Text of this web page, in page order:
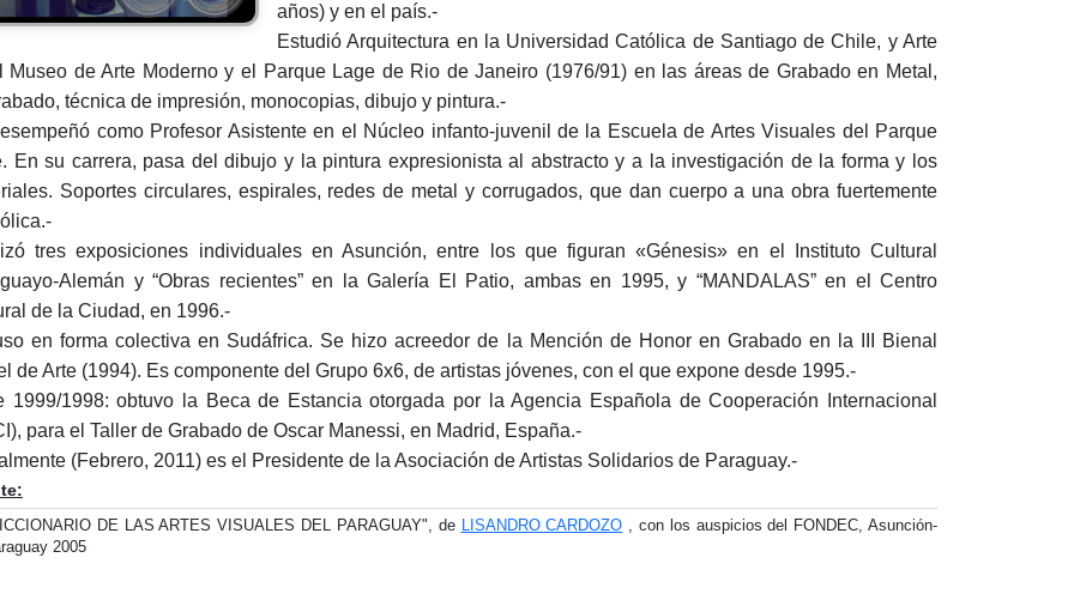
años) y en el país.-
Estudió Arquitectura en la Universidad Católica de Santiago de Chile, y Arte
Museo de Arte Moderno y el Parque Lage de Rio de Janeiro (1976/91) en las áreas de Grabado en Metal,
técnica de impresión, monocopias, dibujo y pintura.-
como Profesor Asistente en el Núcleo infanto-juvenil de la Escuela de Artes Visuales del Parque
En su carrera, pasa del dibujo y la pintura expresionista al abstracto y a la investigación de la forma y los
Soportes circulares, espirales, redes de metal y corrugados, que dan cuerpo a una obra fuertemente
tres exposiciones individuales en Asunción, entre los que figuran «Génesis» en el Instituto Cultural
Alemán y “Obras recientes” en la Galería El Patio, ambas en 1995, y “MANDALAS” en el Centro
de la Ciudad, en 1996.-
en forma colectiva en Sudáfrica. Se hizo acreedor de la Mención de Honor en Grabado en la III Bienal
de Arte (1994). Es componente del Grupo 6x6, de artistas jóvenes, con el que expone desde 1995.-
1999/1998: obtuvo la Beca de Estancia otorgada por la Agencia Española de Cooperación Internacional
para el Taller de Grabado de Oscar Manessi, en Madrid, España.-
(Febrero, 2011) es el Presidente de la Asociación de Artistas Solidarios de Paraguay.-
DE LAS ARTES VISUALES DEL PARAGUAY", de LISANDRO CARDOZO , con los auspicios del FONDEC, Asunción-
2005